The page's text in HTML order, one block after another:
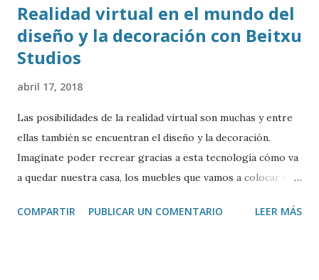
Realidad virtual en el mundo del
diseño y la decoración con Beitxu
Studios
abril 17, 2018
Las posibilidades de la realidad virtual son muchas y entre
ellas también se encuentran el diseño y la decoración.
Imagínate poder recrear gracias a esta tecnología cómo va
a quedar nuestra casa, los muebles que vamos a colocar en
cortinas, los electrodomésticos de la cocina y todos los
COMPARTIR PUBLICAR UN COMENTARIO LEER MÁS